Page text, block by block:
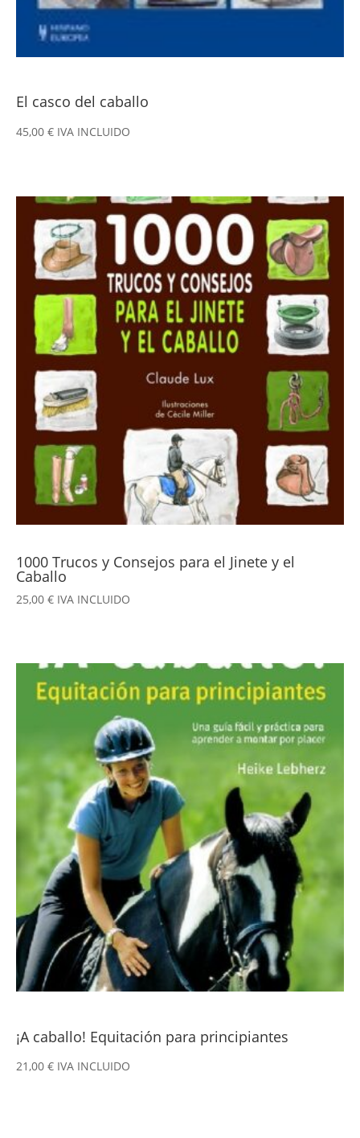
El casco del caballo
45,00 € IVA INCLUIDO
1000 Trucos y Consejos para el Jinete y el
Caballo
25,00 € IVA INCLUIDO
¡A caballo! Equitación para principiantes
21,00 € IVA INCLUIDO